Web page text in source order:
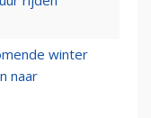
winter
naar